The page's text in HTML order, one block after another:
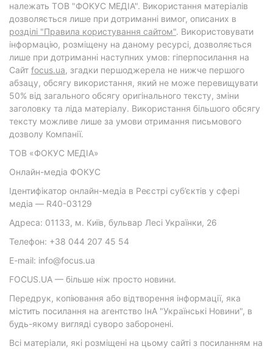
належать ТОВ "ФОКУС МЕДІА". Використання матеріалів
дозволяється лише при дотриманні вимог, описаних в
розділі "Правила користування сайтом". Використовувати
інформацію, розміщену на даному ресурсі, дозволяється
лише при дотриманні наступних умов: гіперпосилання на
Cайт focus.ua, згадки першоджерела не нижче першого
абзацу, обсягу використання, який не може перевищувати
50% від загального обсягу оригінального тексту, зміни
заголовку та ліда матеріалу. Використання більшого обсягу
тексту можливе лише за умови отримання письмового
дозволу Компанії.
ТОВ «ФОКУС МЕДІА»
Онлайн-медіа ФОКУС
Ідентифікатор онлайн-медіа в Реєстрі суб’єктів у сфері
медіа — R40-03129
Адреса: 01133, м. Київ, бульвар Лесі Українки, 26
Телефон: +38 044 207 45 54
E-mail: info@focus.ua
FOCUS.UA — більше ніж просто новини.
Передрук, копіювання або відтворення інформації, яка
містить посилання на агентство ІнА "Українські Новини", в
будь-якому вигляді суворо заборонені.
Всі матеріали, які розміщені на цьому сайті з посиланням на